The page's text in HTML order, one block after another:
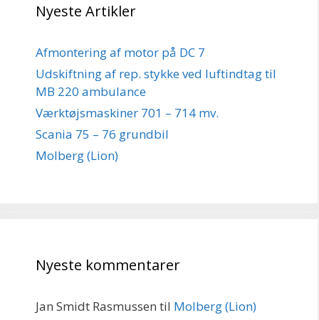
Nyeste Artikler
Afmontering af motor på DC 7
Udskiftning af rep. stykke ved luftindtag til
MB 220 ambulance
Værktøjsmaskiner 701 – 714 mv.
Scania 75 – 76 grundbil
Molberg (Lion)
Nyeste kommentarer
Jan Smidt Rasmussen til Molberg (Lion)